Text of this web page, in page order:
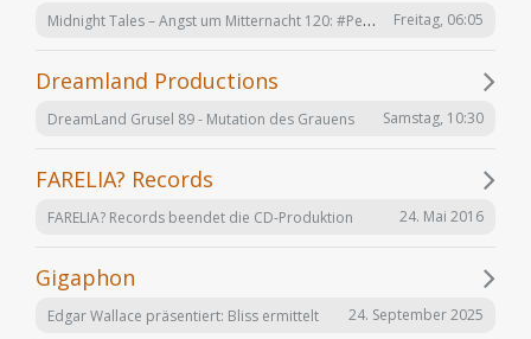
Midnight Tales – Angst um Mitternacht 120: #Penizitas ist real! (VÖ 7. August 2026) Freitag, 06:05
Dreamland Productions
DreamLand Grusel 89 - Mutation des Grauens Samstag, 10:30
FARELIA? Records
FARELIA? Records beendet die CD-Produktion 24. Mai 2016
Gigaphon
Edgar Wallace präsentiert: Bliss ermittelt 24. September 2025